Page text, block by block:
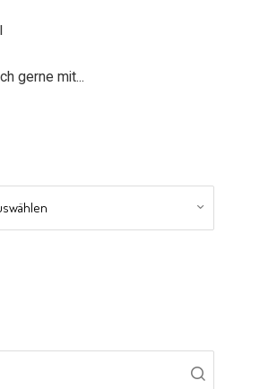
gerne mit...